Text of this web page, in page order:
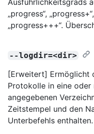
„progress“,
„progress+++“.
--logdir=<dir>
[Erweitert] Ermöglicht
Protokolle in eine oder
angegebenen
Zeitstempel und den
Unterbefehls enthalten.